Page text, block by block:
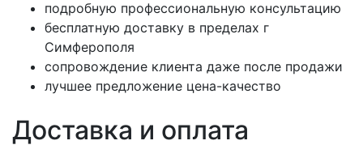
подробную профессиональную консультацию
бесплатную доставку в пределах г
Симферополя
сопровождение клиента даже после продажи
лучшее предложение цена-качество
Доставка и оплата